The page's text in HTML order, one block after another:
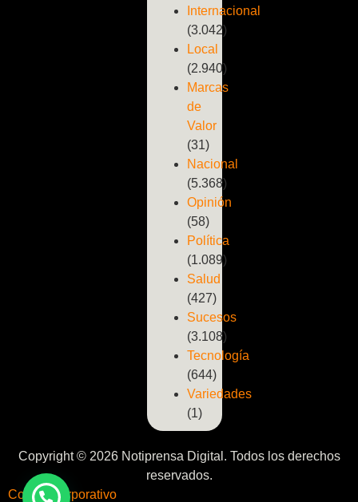
Internacional
(3.042)
Local
(2.940)
Marcas
de
Valor
(31)
Nacional
(5.368)
Opinión
(58)
Política
(1.089)
Salud
(427)
Sucesos
(3.108)
Tecnología
(644)
Variedades
(1)
Copyright © 2026 Notiprensa Digital. Todos los derechos
reservados.
Correo Corporativo